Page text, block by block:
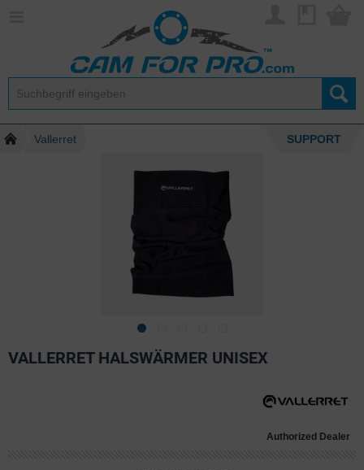
Vallerret SUPPORT
VALLERRET HALSWÄRMER UNISEX
Authorized Dealer